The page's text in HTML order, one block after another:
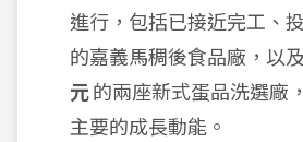
進行，包括已接近完工、
的嘉義馬稠後食品廠，以
元的兩座新式蛋品洗選廠
主要的成長動能。